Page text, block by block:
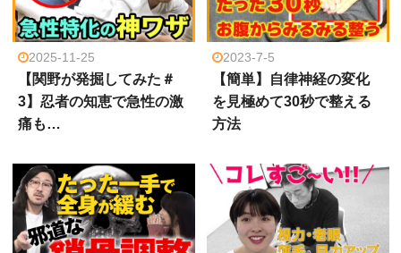
2025-11-25
【関野が発掘してみた＃
3】忍者の知恵で急性の激
痛も…
2023-7-5
【簡単】自律神経の変化
を見極めて30秒で整える
方法